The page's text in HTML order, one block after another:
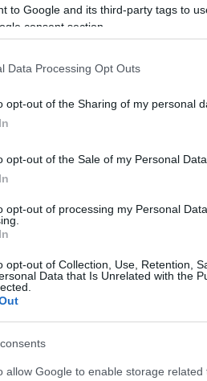
to Google and its third-party tags to
consent section.
Data Processing Opt Outs
opt-out of the Sharing of my personal
opt-out of the Sale of my Personal Data.
opt-out of processing my Personal
opt-out of Collection, Use, Retention,
Data that Is Unrelated with the
allow Google to enable storage
nap itt ebédelünk a kollégákkal.